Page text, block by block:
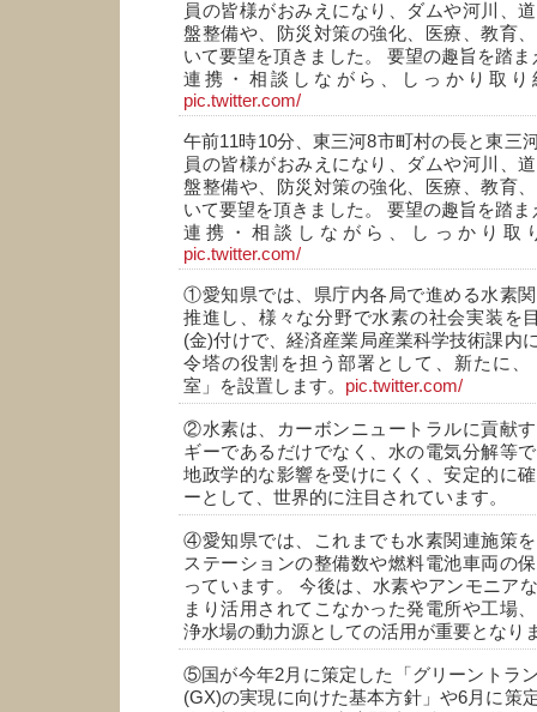
員の皆様がおみえになり、ダムや河川、
盤整備や、防災対策の強化、医療、教育
いて要望を頂きました。 要望の趣旨を踏
連携・相談しながら、しっかり取
pic.twitter.com/
午前11時10分、東三河8市町村の長と東三
員の皆様がおみえになり、ダムや河川、
盤整備や、防災対策の強化、医療、教育
いて要望を頂きました。 要望の趣旨を踏
連携・相談しながら、しっかり取
pic.twitter.com/
①愛知県では、県庁内各局で進める水素
推進し、様々な分野で水素の社会実装を
(金)付けで、経済産業局産業科学技術課内
令塔の役割を担う部署として、新たに
室」を設置します。 pic.twitter.com/
②水素は、カーボンニュートラルに貢献
ギーであるだけでなく、水の電気分解等
地政学的な影響を受けにくく、安定的に
ーとして、世界的に注目されています。
④愛知県では、これまでも水素関連施策
ステーションの整備数や燃料電池車両の
っています。 今後は、水素やアンモニア
まり活用されてこなかった発電所や工場
浄水場の動力源としての活用が重要となり
⑤国が今年2月に策定した「グリーントラ
(GX)の実現に向けた基本方針」や6月に策